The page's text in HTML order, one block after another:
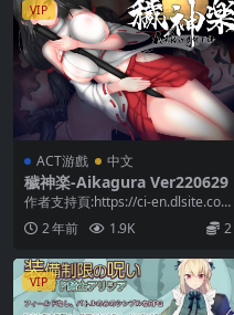
VIP
ACT游戲 中文
穢神楽-Aikagura Ver220629
作者支持頁:https://ci-en.dlsite.co
m/creator/1...
2 年前 1.9K 2
VIP